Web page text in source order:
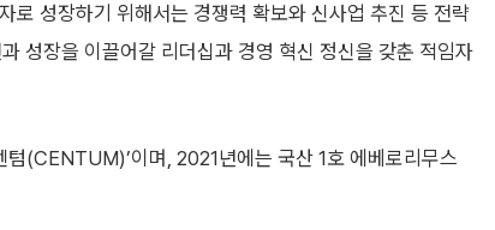
로 성장하기 위해서는 경쟁력 확보와 신사업 추진 등 전략
성장을 이끌어갈 리더십과 경영 혁신 정신을 갖춘 적임자
(CENTUM)’이며, 2021년에는 국산 1호 에베로리무스